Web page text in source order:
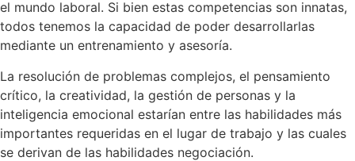
el mundo laboral. Si bien estas competencias son innatas,
todos tenemos la capacidad de poder desarrollarlas
mediante un entrenamiento y asesoría.
La resolución de problemas complejos, el pensamiento
crítico, la creatividad, la gestión de personas y la
inteligencia emocional estarían entre las habilidades más
importantes requeridas en el lugar de trabajo y las cuales
se derivan de las habilidades negociación.